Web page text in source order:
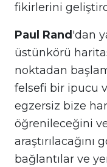
fikirlerini
Paul Rand 'dan
üstünkörü
noktadan
felsefi bir ipucu
egzersiz bize
öğrenileceğini
araştırılacağını
bağlantılar ve